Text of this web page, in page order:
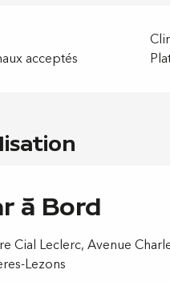
acceptés
à Bord
Cial Leclerc, Avenue
Lezons